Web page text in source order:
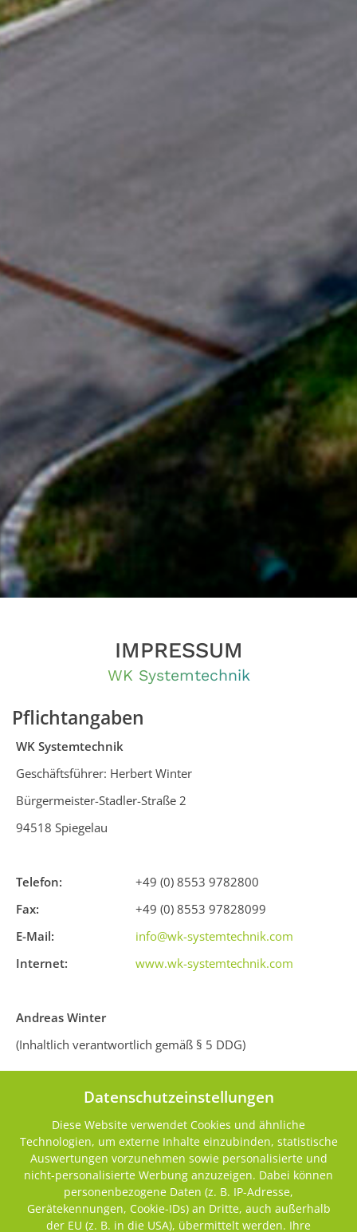
Datenschutzeinstellungen
Diese Website verwendet Cookies und ähnliche
Technologien, um externe Inhalte einzubinden, statistische
Auswertungen vorzunehmen sowie personalisierte und
nicht-personalisierte Werbung anzuzeigen. Dabei können
personenbezogene Daten (z. B. IP-Adresse,
Gerätekennungen, Cookie-IDs) an Dritte, auch außerhalb
der EU (z. B. in die USA), übermittelt werden. Ihre
IMPRESSUM
WK Systemtechnik
Pflichtangaben
WK Systemtechnik
Geschäftsführer: Herbert Winter
Bürgermeister-Stadler-Straße 2
94518 Spiegelau
Telefon:
+49 (0) 8553 9782800
Fax:
+49 (0) 8553 97828099
E-Mail:
info@wk-systemtechnik.com
Internet:
www.wk-systemtechnik.com
Andreas Winter
(Inhaltlich verantwortlich gemäß § 5 DDG)
Gesellschaftsform:
GmbH & Co. KG
Registergericht:
Passau, HRA 12668
Steuernummer:
157/181/06300
USt-Ident-Nr:
DE292818167
(gemäß § 27a Umsatzsteuergesetz)